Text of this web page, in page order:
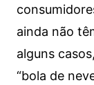
ainda não
alguns
“bola de